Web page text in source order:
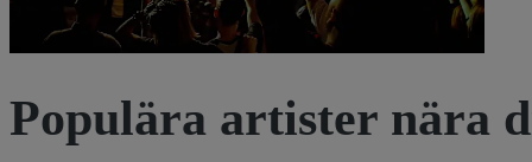
Populära artister nära